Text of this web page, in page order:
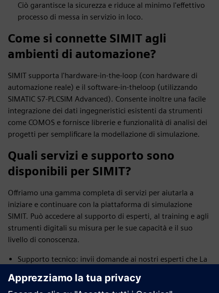
Ciò garantisce la sicurezza e riduce al minimo l'effettivo
processo di messa in servizio in loco.
Come si connette SIMIT agli
ambienti di automazione?
SIMIT supporta l'hardware-in-the-loop (con hardware di
automazione reale) e il software-in-theloop (utilizzando
SIMATIC S7-PLCSIM Advanced). Consente inoltre una facile
integrazione dei dati ingegneristici esistenti da strumenti
come COMOS e fornisce librerie e funzionalità di analisi dei
progetti per semplificare la modellazione di simulazione.
Quali servizi e supporto sono
disponibili per SIMIT?
Offriamo una gamma completa di servizi per aiutarla a
iniziare e continuare con la piattaforma di simulazione
SIMIT. Può accedere al supporto di esperti, al training e agli
strumenti digitali su misura per le sue capacità e il suo
livello di conoscenza.
Supporto tecnico: invii domande ai nostri esperti che La
proposte tramite il SIEPortal.